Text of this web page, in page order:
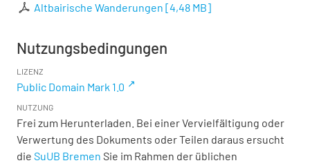
Altbairische Wanderungen [4,48 MB]
Nutzungsbedingungen
LIZENZ
Public Domain Mark 1.0
NUTZUNG
Frei zum Herunterladen. Bei einer Vervielfältigung oder
Verwertung des Dokuments oder Teilen daraus ersucht
die SuUB Bremen Sie im Rahmen der üblichen